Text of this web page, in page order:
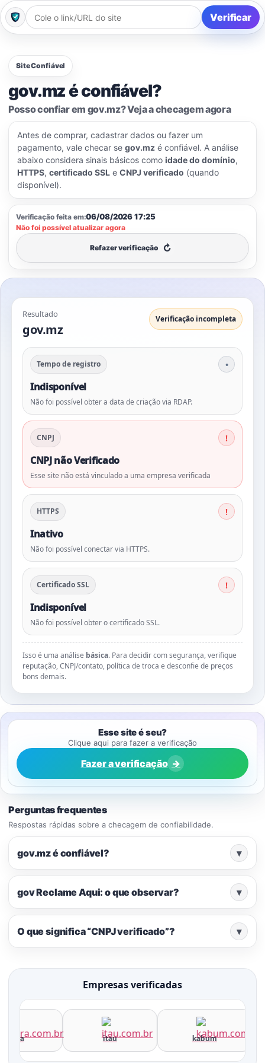
Verificar
Site Confiável
gov.mz é confiável?
Posso confiar em gov.mz? Veja a checagem agora
Antes de comprar, cadastrar dados ou fazer um
pagamento, vale checar se gov.mz é confiável. A análise
abaixo considera sinais básicos como idade do domínio,
HTTPS, certificado SSL e CNPJ verificado (quando
disponível).
Verificação feita em:06/08/2026 17:25
Não foi possível atualizar agora
Refazer verificação ↻
Resultado
gov.mz
Verificação incompleta
Tempo de registro
Indisponível
Não foi possível obter a data de criação via RDAP.
CNPJ
CNPJ não Verificado
Esse site não está vinculado a uma empresa verificada
HTTPS
Inativo
Não foi possível conectar via HTTPS.
Certificado SSL
Indisponível
Não foi possível obter o certificado SSL.
Isso é uma análise básica. Para decidir com segurança, verifique
reputação, CNPJ/contato, política de troca e desconfie de preços
bons demais.
Esse site é seu?
Clique aqui para fazer a verificação
Fazer a verificação →
Perguntas frequentes
Respostas rápidas sobre a checagem de confiabilidade.
gov.mz é confiável? ▾
gov Reclame Aqui: o que observar? ▾
O que significa “CNPJ verificado”? ▾
Empresas verificadas
itau kabum